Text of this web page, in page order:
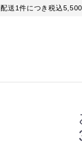
配送1件につき税込